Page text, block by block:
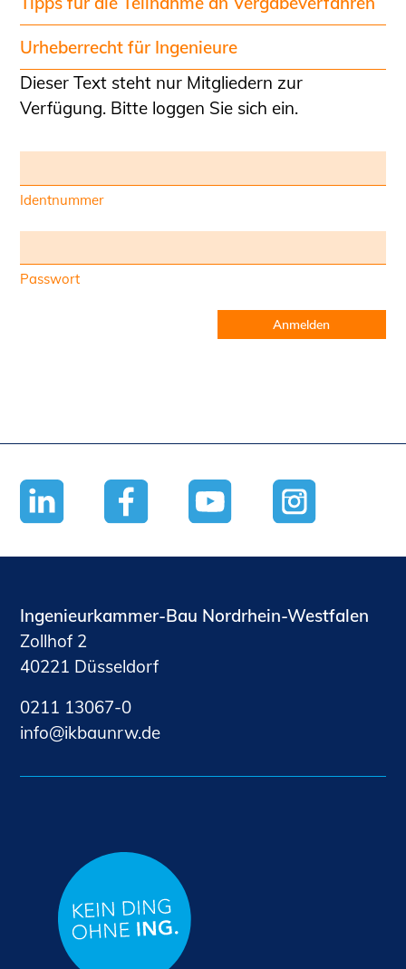
Urheberrecht für Ingenieure
Dieser Text steht nur Mitgliedern zur
Verfügung. Bitte loggen Sie sich ein.
Identnummer
Passwort
Ingenieurkammer-Bau Nordrhein-Westfalen
Zollhof 2
40221 Düsseldorf
0211 13067-0
nf
kb nrwd